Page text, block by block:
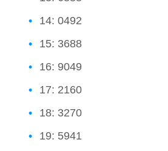
14: 0492
15: 3688
16: 9049
17: 2160
18: 3270
19: 5941